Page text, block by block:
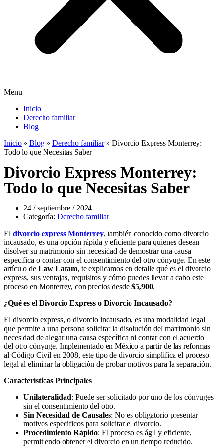
Menu
Inicio
Derecho familiar
Blog
Inicio » Blog » Derecho familiar» Divorcio Express Monterrey:
Todo lo que Necesitas Saber
Divorcio Express Monterrey:
Todo lo que Necesitas Saber
24 / septiembre / 2024
Categoría: Derecho familiar
El divorcio express Monterrey, también conocido como divorcio
incausado, es una opción rápida y eficiente para quienes desean
disolver su matrimonio sin necesidad de demostrar una causa
específica o contar con el consentimiento del otro cónyuge. En este
artículo de Law Latam, te explicamos en detalle qué es el divorcio
express, sus ventajas, requisitos y cómo puedes llevar a cabo este
proceso en Monterrey, con precios desde $5,900.
¿Qué es el Divorcio Express o Divorcio Incausado?
El divorcio express, o divorcio incausado, es una modalidad legal
que permite a una persona solicitar la disolución del matrimonio sin
necesidad de alegar una causa específica ni contar con el acuerdo
del otro cónyuge. Implementado en México a partir de las reformas
al Código Civil en 2008, este tipo de divorcio simplifica el proceso
legal al eliminar la obligación de probar motivos para la separación.
Características Principales
Unilateralidad: Puede ser solicitado por uno de los cónyuges
sin el consentimiento del otro.
Sin Necesidad de Causales: No es obligatorio presentar
motivos específicos para solicitar el divorcio.
Procedimiento Rápido: El proceso es ágil y eficiente,
permitiendo obtener el divorcio en un tiempo reducido.